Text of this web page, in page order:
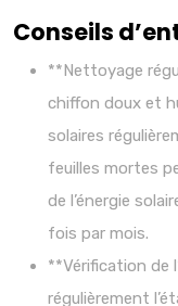
Conseils
**Nettoyage
chiffon doux et
solaires
feuilles mortes
de l’énergie
fois par mois.
**Vérification de
régulièrement